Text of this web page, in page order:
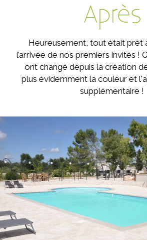
Après
Heureusement, tout était prêt
l’arrivée de nos premiers invités !
ont changé depuis la création
plus évidemment la couleur et
supplémentaire !